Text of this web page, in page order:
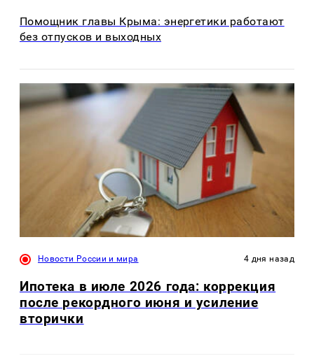
Помощник главы Крыма: энергетики работают
без отпусков и выходных
Новости России и мира 4 дня назад
Ипотека в июле 2026 года: коррекция
после рекордного июня и усиление
вторички